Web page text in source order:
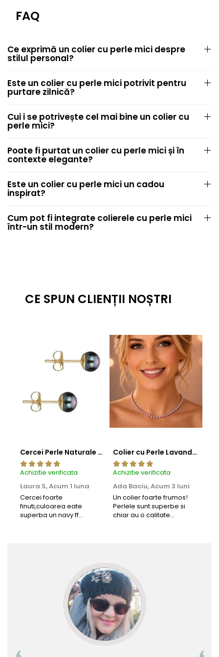
FAQ
Ce exprimă un colier cu perle mici despre
stilul personal?
Este un colier cu perle mici potrivit pentru
purtare zilnică?
Cui i se potrivește cel mai bine un colier cu
perle mici?
Poate fi purtat un colier cu perle mici și în
contexte elegante?
Este un colier cu perle mici un cadou
inspirat?
Cum pot fi integrate colierele cu perle mici
într-un stil modern?
CE SPUN CLIENȚII NOȘTRI
Cercei Perle Naturale Negre 5-6 mm, Buton AAA, Aur 14K (aur 585), Tip Șurub | KASKADDA®
Achizitie verificata
Laura S,Acum 1 luna
Cercei foarte
finuti,culoarea eate
superba un navy ff
Colier cu Perle Lavanda la Baza Gatului, de 4-5 mm, Perle Rare, Calitate AAA+, Aur 14K | KASKADDA®
Achizitie verificata
Ada Baciu,Acum 3 luni
Un colier foarte frumos!
Perlele sunt superbe si
chiar au o calitate